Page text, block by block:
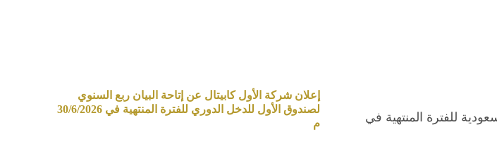
للفترة المنتهية في
إعلان شركة الأول كابيتال عن إتاحة البيان ربع السنوي
م